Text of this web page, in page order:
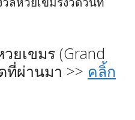
ยเขมร (Grand
ที่ผ่านมา >> คลิ้ก